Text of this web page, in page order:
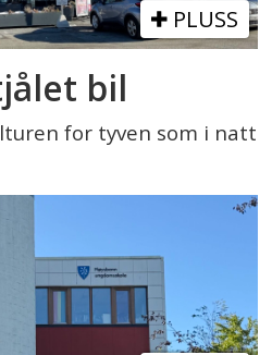
PLUSS
bil
for tyven som i natt